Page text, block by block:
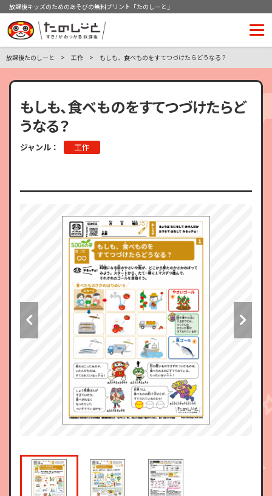
放課後キッズのためのあそびの無料プリント「たのしーと」
放課後たのしーと 工作 もしも、食べものをすてつづけたらどうなる？
もしも、食べものをすてつづけたらど
うなる？
ジャンル： 工作